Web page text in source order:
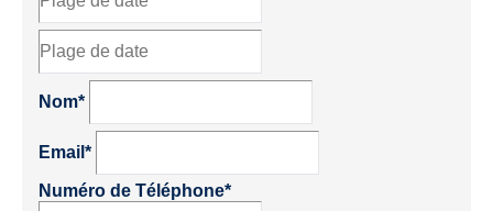
Nom*
Email*
Numéro de Téléphone*